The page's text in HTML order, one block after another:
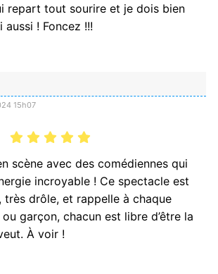
repart tout sourire et je dois bien
! Foncez !!!
15h07
scène avec des comédiennes qui
incroyable ! Ce spectacle est
très drôle, et rappelle à chaque
garçon, chacun est libre d’être la
À voir !